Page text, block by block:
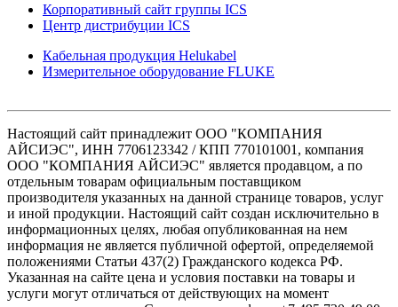
Корпоративный сайт группы ICS
Центр дистрибуции ICS
Кабельная продукция Helukabel
Измерительное оборудование FLUKE
Настоящий сайт принадлежит ООО "КОМПАНИЯ
АЙСИЭС", ИНН 7706123342 / КПП 770101001, компания
ООО "КОМПАНИЯ АЙСИЭС" является продавцом, а по
отдельным товарам официальным поставщиком
производителя указанных на данной странице товаров, услуг
и иной продукции. Настоящий сайт создан исключительно в
информационных целях, любая опубликованная на нем
информация не является публичной офертой, определяемой
положениями Статьи 437(2) Гражданского кодекса РФ.
Указанная на сайте цена и условия поставки на товары и
услуги могут отличаться от действующих на момент